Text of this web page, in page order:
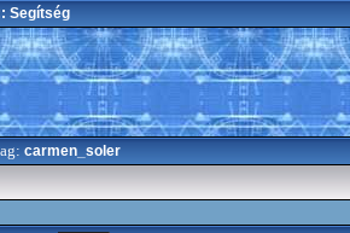
Segítség
carmen_soler